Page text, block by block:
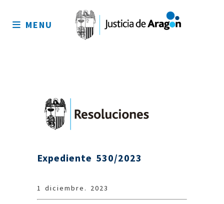
sitio
MENU
Expediente 530/2023
1 diciembre. 2023